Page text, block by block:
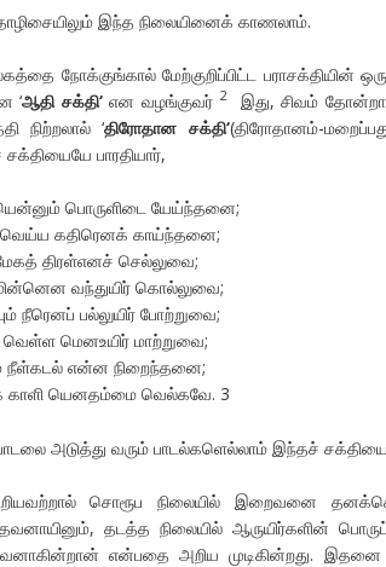
இந்த நிலையினைக் காணலாம்.
நோக்குங்கால் மேற்குறிப்பிட்ட பராசக்தியின்
‘ஆதி சக்தி‘என வழங்குவர் 2இது, சிவம்
நிற்றலால் ‘திரோதான சக்தி‘(திரோதானம்-
பாரதியார்,
யென்னும் பொருளிடை யேய்ந்தனை;
வெய்ய கதிரெனக் காய்ந்தனை;
திரள்எனச் செல்லுவை;
வந்துயிர் கொல்லுவை;
நீரெனப் பல்லுயிர் போற்றுவை;
வெள்ள மெனஉயிர் மாற்றுவை;
நீள்கடல் என்ன நிறைந்தனை;
காளி யெனதம்மை வெல்கவே. 3
அடுத்து வரும் பாடல்களெல்லாம் இந்தச்
சொரூப நிலையில் இறைவனை
தடத்த நிலையில் ஆருயிர்களின்
என்பதை அறிய முடிகின்றது. இதனை